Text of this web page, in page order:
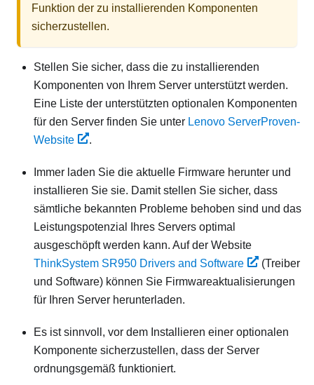
Funktion der zu installierenden Komponenten
sicherzustellen.
Stellen Sie sicher, dass die zu installierenden
Komponenten von Ihrem Server unterstützt werden.
Eine Liste der unterstützten optionalen Komponenten
für den Server finden Sie unter Lenovo ServerProven-
Website
.
Immer laden Sie die aktuelle Firmware herunter und
installieren Sie sie. Damit stellen Sie sicher, dass
sämtliche bekannten Probleme behoben sind und das
Leistungspotenzial Ihres Servers optimal
ausgeschöpft werden kann. Auf der Website
ThinkSystem SR950 Drivers and Software
(Treiber
und Software) können Sie Firmwareaktualisierungen
für Ihren Server herunterladen.
Es ist sinnvoll, vor dem Installieren einer optionalen
Komponente sicherzustellen, dass der Server
ordnungsgemäß funktioniert.